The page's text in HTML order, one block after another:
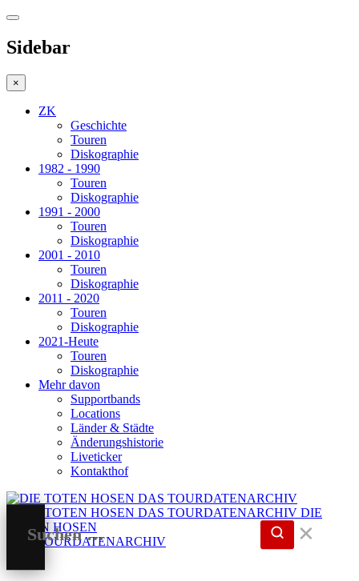
Sidebar
×
ZK
Geschichte
Touren
Diskographie
1982 - 1990
Touren
Diskographie
1991 - 2000
Touren
Diskographie
2001 - 2010
Touren
Diskographie
2011 - 2020
Touren
Diskographie
2021-Heute
Touren
Diskographie
Mehr davon
Supportbands
Locations
Länder & Städte
Änderungshistorie
Liveticker
Kontakthof
DIE
TOTEN HOSEN
DAS TOURDATENARCHIV
✕